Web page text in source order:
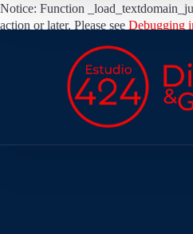
Notice: Function
action or later. Please see Debugging